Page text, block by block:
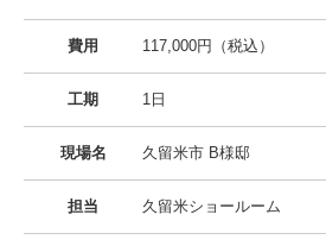
費用 117,000円（税込）
工期 1日
現場名 久留米市 B様邸
担当 久留米ショールーム